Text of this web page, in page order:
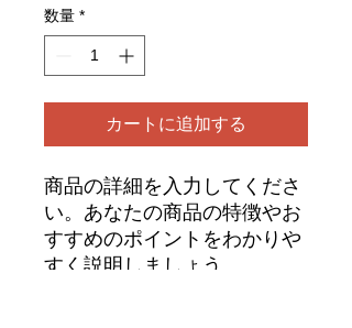
数量 *
カートに追加する
商品の詳細を入力してくださ
い。あなたの商品の特徴やお
すすめのポイントをわかりや
すく説明しましょう。